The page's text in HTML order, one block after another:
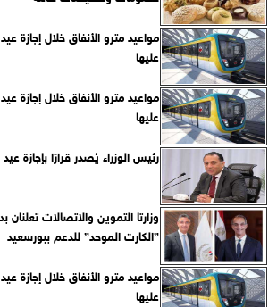
عليها
عليها
رئيس الوزراء يُصدر قرارًا بإجازة
وزارتا التموين والاتصالات
”الكارت الموحد” للدعم ببورسعيد
عليها